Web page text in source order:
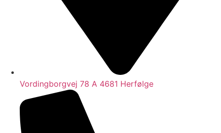
Vordingborgvej 78 A 4681 Herfølge